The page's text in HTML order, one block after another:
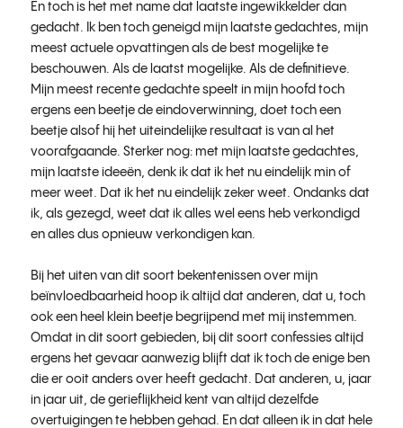
En toch is het met name dat laatste ingewikkelder dan
gedacht. Ik ben toch geneigd mijn laatste gedachtes, mijn
meest actuele opvattingen als de best mogelijke te
beschouwen. Als de laatst mogelijke. Als de definitieve.
Mijn meest recente gedachte speelt in mijn hoofd toch
ergens een beetje de eindoverwinning, doet toch een
beetje alsof hij het uiteindelijke resultaat is van al het
voorafgaande. Sterker nog: met mijn laatste gedachtes,
mijn laatste ideeën, denk ik dat ik het nu eindelijk min of
meer weet. Dat ik het nu eindelijk zeker weet. Ondanks dat
ik, als gezegd, weet dat ik alles wel eens heb verkondigd
en alles dus opnieuw verkondigen kan.
Bij het uiten van dit soort bekentenissen over mijn
beïnvloedbaarheid hoop ik altijd dat anderen, dat u, toch
ook een heel klein beetje begrijpend met mij instemmen.
Omdat in dit soort gebieden, bij dit soort confessies altijd
ergens het gevaar aanwezig blijft dat ik toch de enige ben
die er ooit anders over heeft gedacht. Dat anderen, u, jaar
in jaar uit, de gerieflijkheid kent van altijd dezelfde
overtuigingen te hebben gehad. En dat alleen ik in dat hele